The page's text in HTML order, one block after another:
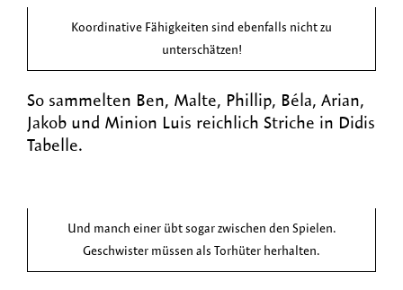
Koordinative Fähigkeiten sind ebenfalls nicht zu
unterschätzen!
So sammelten Ben, Malte, Phillip, Béla, Arian,
Jakob und Minion Luis reichlich Striche in Didis
Tabelle.
Und manch einer übt sogar zwischen den Spielen.
Geschwister müssen als Torhüter herhalten.